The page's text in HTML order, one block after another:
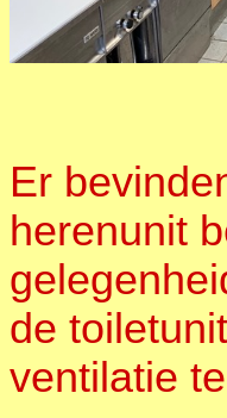
Er
herenunit
de
ventilatie